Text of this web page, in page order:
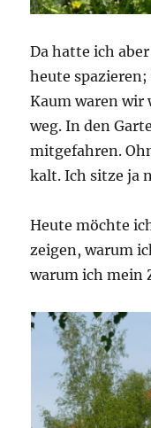
Da hatte ich
heute
Kaum waren wir
weg. In den
mitgefahren.
kalt. Ich sitze ja
Heute möchte
zeigen, warum
warum ich mein